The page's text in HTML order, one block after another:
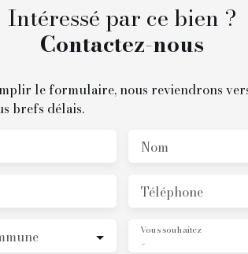
Intéressé par ce bien ?
Contactez-nous
le formulaire, nous reviendrons
brefs délais.
Nom
Téléphone
-
Vous souhaitez